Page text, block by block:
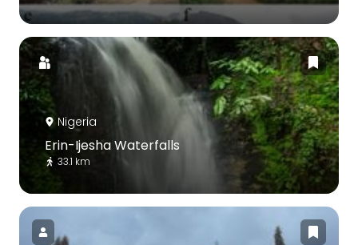
Nigeria
Erin-Ijesha Waterfalls
33.1 km